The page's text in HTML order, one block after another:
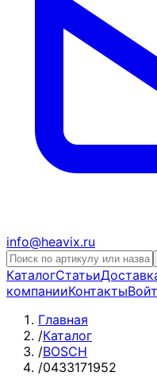
info@heavix.ru
КаталогСтатьи
компанииКонтакты
Главная
/Каталог
/BOSCH
/0433171952